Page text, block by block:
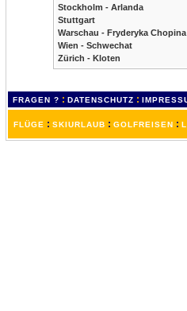
Stockholm - Arlanda
Stuttgart
Warschau - Fryderyka Chopina
Wien - Schwechat
Zürich - Kloten
FRAGEN ? : DATENSCHUTZ :
FLÜGE : SKIURLAUB : GOLFREISEN :